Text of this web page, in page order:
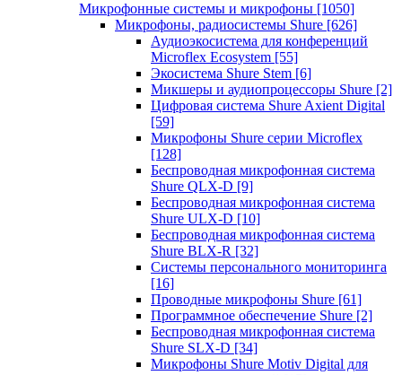
Микрофонные системы и микрофоны [1050]
Микрофоны, радиосистемы Shure [626]
Аудиоэкосистема для конференций
Microflex Ecosystem [55]
Экосистема Shure Stem [6]
Микшеры и аудиопроцессоры Shure [2]
Цифровая система Shure Axient Digital
[59]
Микрофоны Shure серии Microflex
[128]
Беспроводная микрофонная система
Shure QLX-D [9]
Беспроводная микрофонная система
Shure ULX-D [10]
Беспроводная микрофонная система
Shure BLX-R [32]
Системы персонального мониторинга
[16]
Проводные микрофоны Shure [61]
Программное обеспечение Shure [2]
Беспроводная микрофонная система
Shure SLX-D [34]
Микрофоны Shure Motiv Digital для